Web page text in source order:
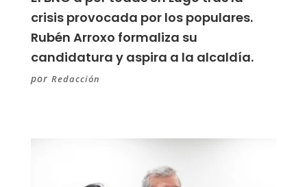
crisis provocada por los populares.
Rubén Arroxo formaliza su
candidatura y aspira a la alcaldía.
por Redacción